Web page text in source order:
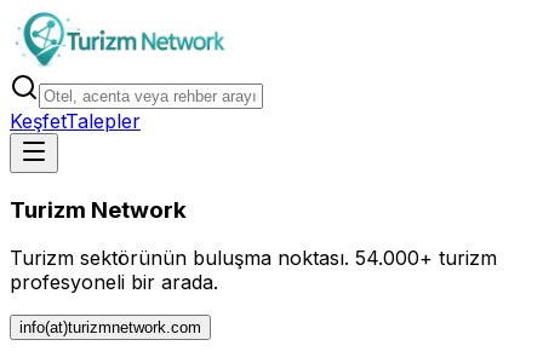
KeşfetTalepler
Turizm Network
Turizm sektörünün buluşma noktası. 54.000+ turizm
profesyoneli bir arada.
info(at)turizmnetwork.com